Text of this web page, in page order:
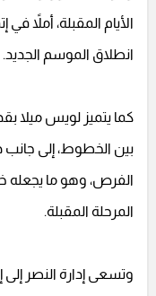
الأيام المقبلة، أملاً
انطلاق الموسم الجديد.
كما يتميز لويس ميلا
بين الخطوط، إلى جانب
الفرص، وهو ما يجعله
المرحلة المقبلة.
وتسعى إدارة النصر